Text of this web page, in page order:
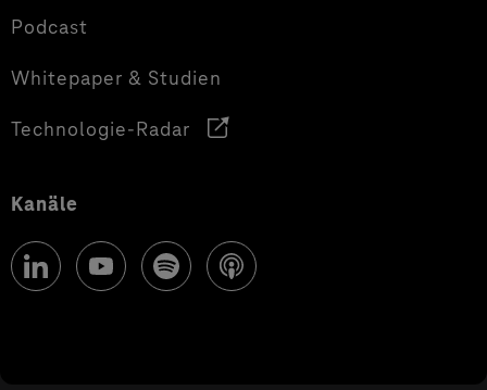
Podcast
Whitepaper & Studien
Technologie-Radar
Kanäle